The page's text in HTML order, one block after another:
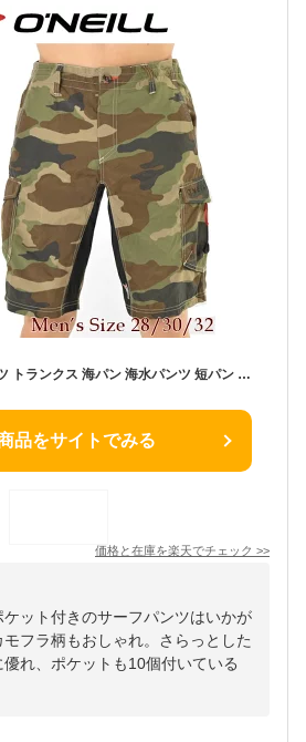
水着 メンズ サーフパンツ トランクス 海パン 海水パンツ 短パン ショートパンツ ボードショーツ サポーター付き ジッパーポケット 海パン 海水パンツ 短パン ショートパンツ 大きいサイズ 膝丈 ひざ丈 ロング ミドル おしゃれ 大人 送料無料 28 30 32
品をサイトでみる
価格と在庫を楽天でチェック >>
ット付きのサーフパンツはいかが
フラ柄もおしゃれ。さらっとした
れ、ポケットも10個付いている